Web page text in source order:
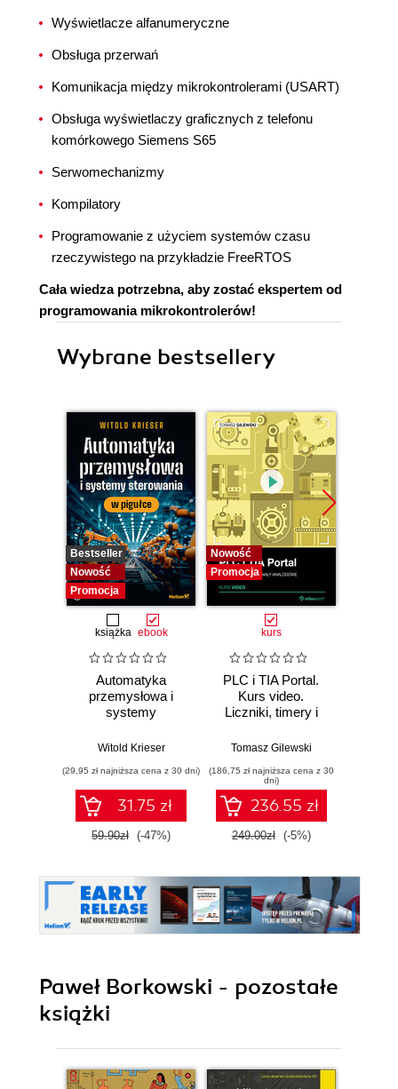
Wyświetlacze alfanumeryczne
Obsługa przerwań
Komunikacja między mikrokontrolerami (USART)
Obsługa wyświetlaczy graficznych z telefonu
komórkowego Siemens S65
Serwomechanizmy
Kompilatory
Programowanie z użyciem systemów czasu
rzeczywistego na przykładzie FreeRTOS
Cała wiedza potrzebna, aby zostać ekspertem od
programowania mikrokontrolerów!
Wybrane bestsellery
Bestseller
Nowość
Promocja
książka ebook
Automatyka
przemysłowa i
systemy
pigułce
Witold Krieser
(29,95 zł najniższa cena z 30 dni)
31.75 zł
59.90zł (-47%)
Nowość
Promocja
kurs
PLC i TIA Portal.
Kurs video.
Liczniki, timery i
Tomasz Gilewski
(186,75 zł najniższa cena z 30
dni)
236.55 zł
249.00zł (-5%)
Paweł Borkowski - pozostałe
książki